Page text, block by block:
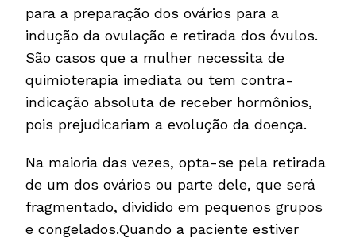
para a preparação dos ovários para a
indução da ovulação e retirada dos óvulos.
São casos que a mulher necessita de
quimioterapia imediata ou tem contra-
indicação absoluta de receber hormônios,
pois prejudicariam a evolução da doença.
Na maioria das vezes, opta-se pela retirada
de um dos ovários ou parte dele, que será
fragmentado, dividido em pequenos grupos
e congelados.Quando a paciente estiver